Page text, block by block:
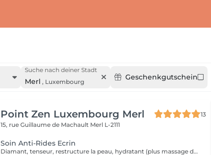
Suche nach deiner Stadt
Merl , Luxembourg
Geschenkgutschein
Point Zen Luxembourg Merl
13
15, rue Guillaume de Machault Merl L-2111
Soin Anti-Rides Ecrin
Diamant, tenseur, restructure la peau, hydratant (plus massage des pieds)